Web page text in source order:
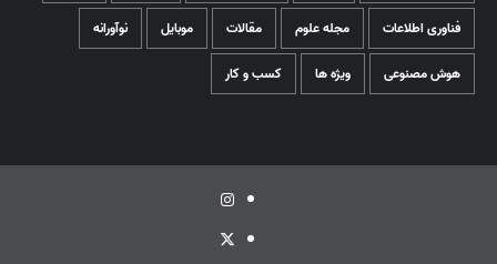
فناوری اطلاعات مجله علوم مقالات موبایل نوآورانه
هوش مصنوعی ویژه ها کسب و کار
اینستاگرام
توئیتر